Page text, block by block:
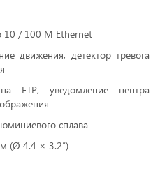
10 / 100 М Ethernet
движения, детектор тревога
FTP, уведомление центра
сплава
(Ø 4.4 × 3.2″)